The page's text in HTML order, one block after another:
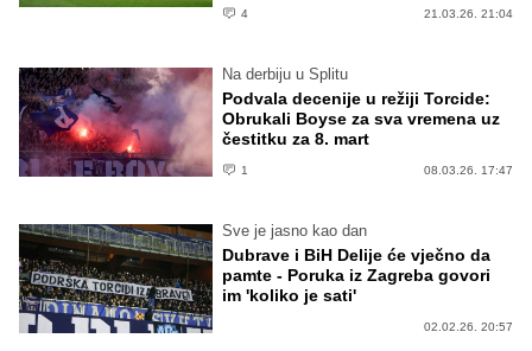
4 21.03.26. 21:04
Na derbiju u Splitu
Podvala decenije u režiji Torcide:
Obrukali Boyse za sva vremena uz
čestitku za 8. mart
1 08.03.26. 17:47
Sve je jasno kao dan
Dubrave i BiH Delije će vječno da
pamte - Poruka iz Zagreba govori
im 'koliko je sati'
02.02.26. 20:57